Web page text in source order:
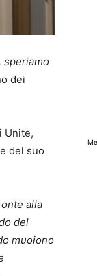
speriamo
dei
Unite,
del suo
alla
del
muoiono